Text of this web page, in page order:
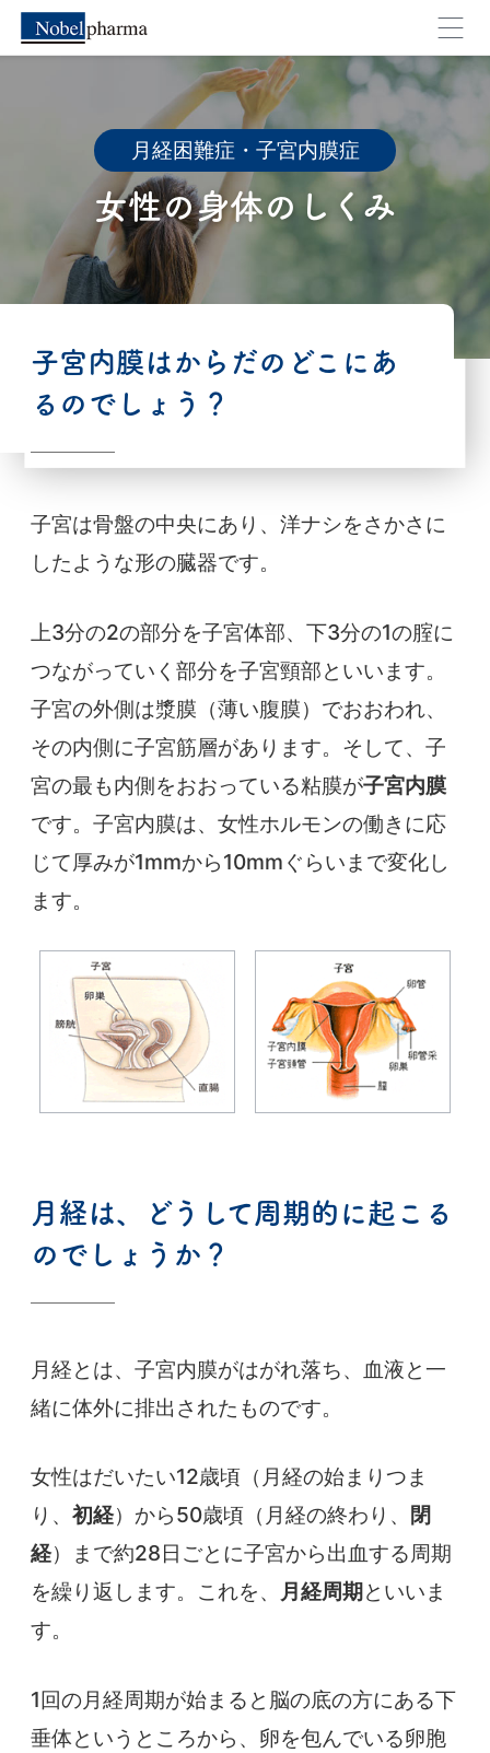
外部のページへ移動します。よろしいですか？
キャンセル
月経困難症・子宮内膜症
女性の身体のしくみ
子宮内膜はからだのどこにあ
るのでしょう？
子宮は骨盤の中央にあり、洋ナシをさかさに
したような形の臓器です。
上3分の2の部分を子宮体部、下3分の1の腟に
つながっていく部分を子宮頸部といいます。
子宮の外側は漿膜（薄い腹膜）でおおわれ、
その内側に子宮筋層があります。そして、子
宮の最も内側をおおっている粘膜が子宮内膜
です。子宮内膜は、女性ホルモンの働きに応
じて厚みが1mmから10mmぐらいまで変化し
ます。
月経は、どうして周期的に起こる
のでしょうか？
月経とは、子宮内膜がはがれ落ち、血液と一
緒に体外に排出されたものです。
女性はだいたい12歳頃（月経の始まりつま
り、初経）から50歳頃（月経の終わり、
閉
経）まで約28日ごとに子宮から出血する周期
を繰り返します。これを、 月経周期 といいま
す。
1回の月経周期が始まると脳の底の方にある下
垂体というところから、卵を包んでいる卵胞